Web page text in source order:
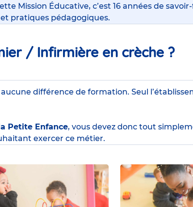
Mission Éducative, c’est 16 années de
pratiques pédagogiques.
/ Infirmière en crèche ?
différence de formation. Seul
Petite Enfance, vous devez donc tout
exercer ce métier.